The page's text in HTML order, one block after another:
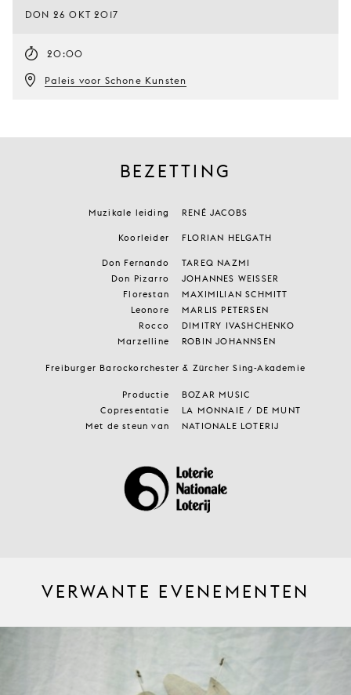
DON 26 OKT 2017
20:00
Paleis voor Schone Kunsten
BEZETTING
Muzikale leiding RENÉ JACOBS
Koorleider FLORIAN HELGATH
Don Fernando
TAREQ NAZMI
Don Pizarro
JOHANNES WEISSER
Florestan
MAXIMILIAN SCHMITT
Leonore
MARLIS PETERSEN
Rocco
DIMITRY IVASHCHENKO
Marzelline
ROBIN JOHANNSEN
Freiburger Barockorchester & Zürcher Sing-Akademie
Productie
BOZAR MUSIC
Copresentatie
LA MONNAIE / DE MUNT
Met de steun van
NATIONALE LOTERIJ
VERWANTE EVENEMENTEN